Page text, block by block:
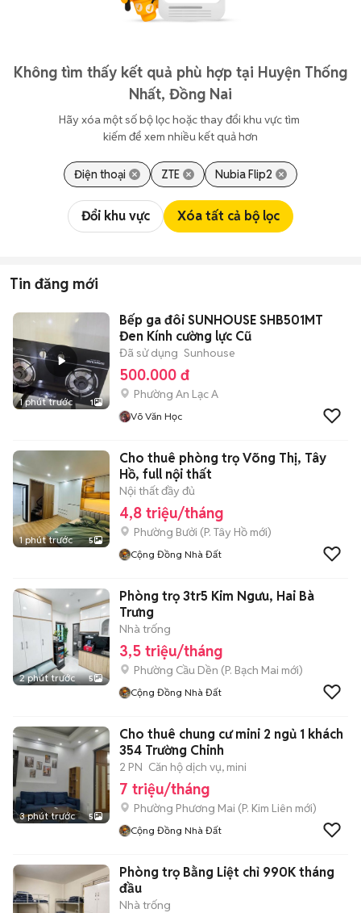
Không tìm thấy kết quả phù hợp tại Huyện Thống
Nhất, Đồng Nai
Hãy xóa một số bộ lọc hoặc thay đổi khu vực tìm
kiếm để xem nhiều kết quả hơn
Điện thoại ZTE Nubia Flip2
Đổi khu vực Xóa tất cả bộ lọc
Tin đăng mới
1 phút trước 1
Bếp ga đôi SUNHOUSE SHB501MT
Đen Kính cường lực Cũ
Đã sử dụng Sunhouse
500.000 đ
Phường An Lạc A
Võ Văn Học
1 phút trước 5
Cho thuê phòng trọ Võng Thị, Tây
Hồ, full nội thất
Nội thất đầy đủ
4,8 triệu/tháng
Phường Bưởi (P. Tây Hồ mới)
Cộng Đồng Nhà Đất
2 phút trước 5
Phòng trọ 3tr5 Kim Ngưu, Hai Bà
Trưng
Nhà trống
3,5 triệu/tháng
Phường Cầu Dền (P. Bạch Mai mới)
Cộng Đồng Nhà Đất
3 phút trước 5
Cho thuê chung cư mini 2 ngủ 1 khách
354 Trường Chinh
2 PN Căn hộ dịch vụ, mini
7 triệu/tháng
Phường Phương Mai (P. Kim Liên mới)
Cộng Đồng Nhà Đất
Phòng trọ Bằng Liệt chỉ 990K tháng
đầu
Nhà trống